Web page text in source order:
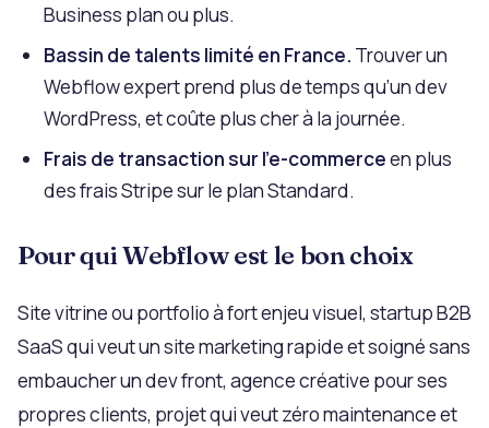
Business plan ou plus.
Bassin de talents limité en France. Trouver un
Webflow expert prend plus de temps qu’un dev
WordPress, et coûte plus cher à la journée.
Frais de transaction sur l’e-commerceen plus
des frais Stripe sur le plan Standard.
Pour qui Webflow est le bon choix
Site vitrine ou portfolio à fort enjeu visuel, startup B2B
SaaS qui veut un site marketing rapide et soigné sans
embaucher un dev front, agence créative pour ses
propres clients, projet qui veut zéro maintenance et